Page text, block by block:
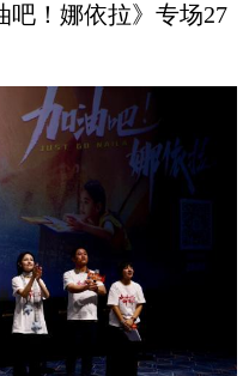
吧！娜依拉》专场27